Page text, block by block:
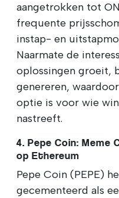
aangetrokken tot
frequente
instap- en
Naarmate de
oplossingen groeit,
genereren,
optie is voor wie
nastreeft.
4. Pepe Coin:
op Ethereum
Pepe Coin (PEPE)
gecementeerd als